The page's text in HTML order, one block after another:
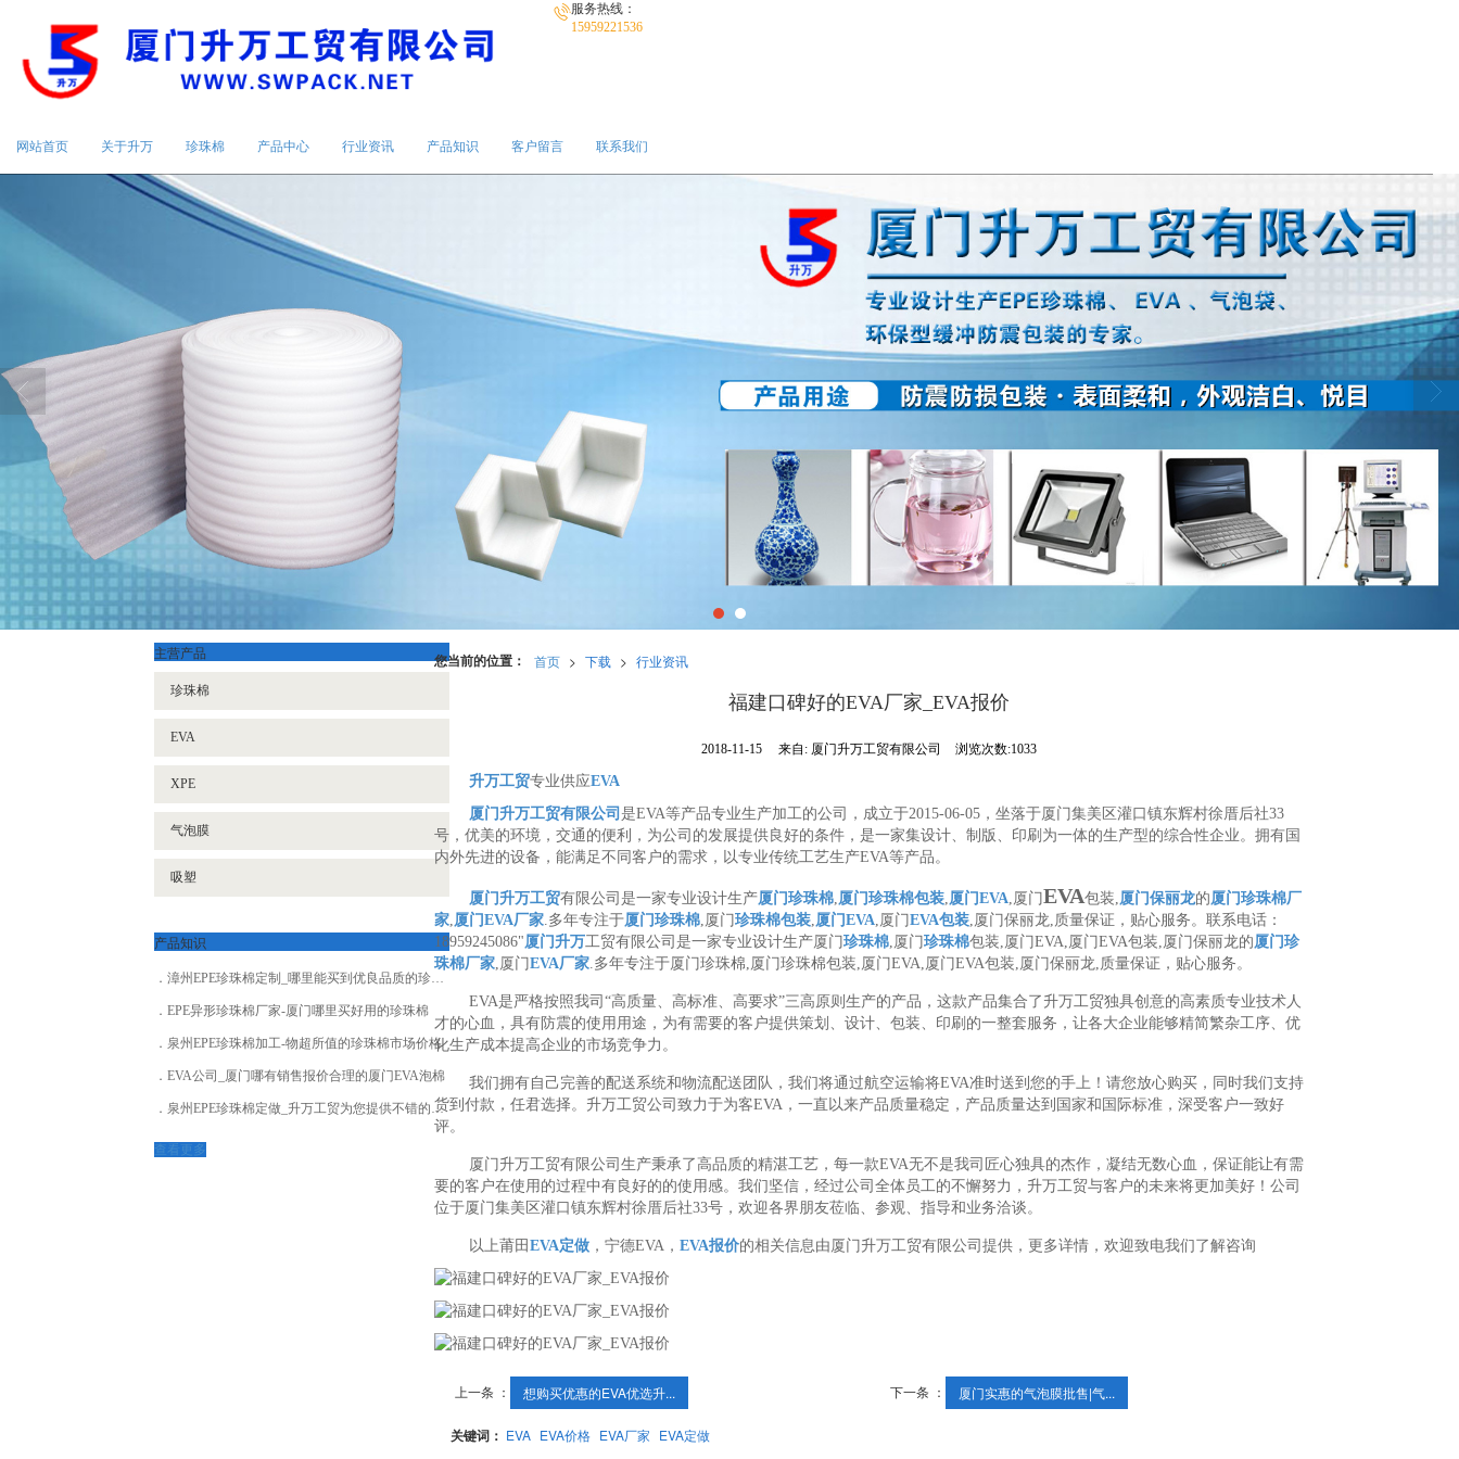
服务热线：
15959221536
网站首页 关于升万 珍珠棉 产品中心 行业资讯 产品知识 客户留言 联系我们
您当前的位置： 首页 > 下载 > 行业资讯
福建口碑好的EVA厂家_EVA报价
2018-11-15 来自: 厦门升万工贸有限公司 浏览次数:1033
升万工贸专业供应EVA
厦门升万工贸有限公司 是EVA等产品专业生产加工的公司，成立于2015-06-05，坐落于厦门集美区灌口镇东辉村徐厝后社33
号，优美的环境，交通的便利，为公司的发展提供良好的条件，是一家集设计、制版、印刷为一体的生产型的综合性企业。拥有国
内外先进的设备，能满足不同客户的需求，以专业传统工艺生产EVA等产品。
厦门升万工贸有限公司是一家专业设计生产厦门珍珠棉,厦门珍珠棉包装,厦门EVA,厦门EVA包装,厦门保丽龙的厦门珍珠棉厂
家,厦门EVA厂家.多年专注于厦门珍珠棉,厦门珍珠棉包装,厦门EVA,厦门EVA包装,厦门保丽龙,质量保证，贴心服务。联系电话：
18959245086"厦门升万工贸有限公司是一家专业设计生产厦门珍珠棉,厦门珍珠棉包装,厦门EVA,厦门EVA包装,厦门保丽龙的厦门珍
珠棉厂家,厦门EVA厂家.多年专注于厦门珍珠棉,厦门珍珠棉包装,厦门EVA,厦门EVA包装,厦门保丽龙,质量保证，贴心服务。
EVA是严格按照我司“高质量、高标准、高要求”三高原则生产的产品，这款产品集合了升万工贸独具创意的高素质专业技术人
才的心血，具有防震的使用用途，为有需要的客户提供策划、设计、包装、印刷的一整套服务，让各大企业能够精简繁杂工序、优
化生产成本提高企业的市场竞争力。
我们拥有自己完善的配送系统和物流配送团队，我们将通过航空运输将EVA准时送到您的手上！请您放心购买，同时我们支持
货到付款，任君选择。升万工贸公司致力于为客EVA，一直以来产品质量稳定，产品质量达到国家和国际标准，深受客户一致好
评。
厦门升万工贸有限公司生产秉承了高品质的精湛工艺，每一款EVA无不是我司匠心独具的杰作，凝结无数心血，保证能让有需
要的客户在使用的过程中有良好的的使用感。我们坚信，经过公司全体员工的不懈努力，升万工贸与客户的未来将更加美好！公司
位于厦门集美区灌口镇东辉村徐厝后社33号，欢迎各界朋友莅临、参观、指导和业务洽谈。
以上莆田 EVA定做，宁德EVA， EVA报价的相关信息由厦门升万工贸有限公司提供，更多详情，欢迎致电我们了解咨询
上一条 ： 想购买优惠的EVA优选升... 下一条 ： 厦门实惠的气泡膜批售|气...
关键词： EVA EVA价格 EVA厂家 EVA定做
主营产品
珍珠棉
EVA
XPE
气泡膜
吸塑
产品知识
漳州EPE珍珠棉定制_哪里能买到优良品质的珍珠棉
EPE异形珍珠棉厂家-厦门哪里买好用的珍珠棉
泉州EPE珍珠棉加工-物超所值的珍珠棉市场价格
EVA公司_厦门哪有销售报价合理的厦门EVA泡棉
泉州EPE珍珠棉定做_升万工贸为您提供不错的珍珠棉
查看更多